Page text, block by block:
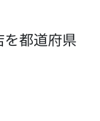
都道府県